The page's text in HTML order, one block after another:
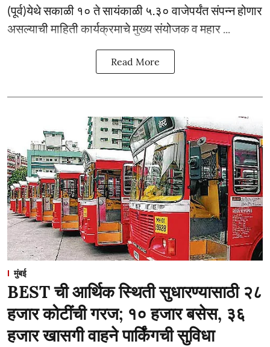
(पूर्व)येथे सकाळी १० ते सायंकाळी ५.३० वाजेपर्यंत संपन्न होणार
असल्याची माहिती कार्यक्रमाचे मुख्य संयोजक व महार ...
Read More
मुंबई
BEST ची आर्थिक स्थिती सुधारण्यासाठी २८
हजार कोटींची गरज; १० हजार बसेस, ३६
हजार खासगी वाहने पार्किंगची सुविधा